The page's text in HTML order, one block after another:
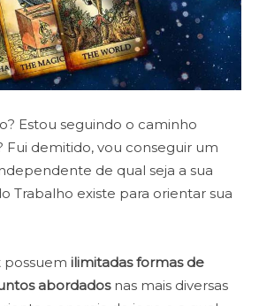
Estou seguindo o caminho
Fui demitido, vou conseguir um
de qual seja a sua
Trabalho existe para orientar sua
possuem ilimitadas formas de
abordadosnas mais diversas